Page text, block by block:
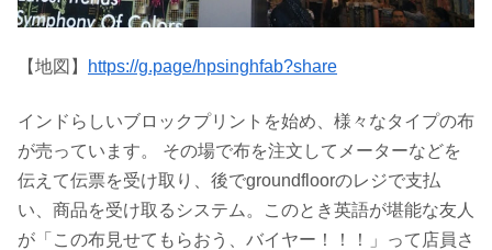
【地図】 https://g.page/hpsinghfab?share
インドらしいブロックプリントを始め、様々なタイプの布
が売っています。 その場で布を注文してメーターなどを
伝えて伝票を受け取り、後でgroundfloorのレジで支払
い、商品を受け取るシステム。このとき英語が堪能な友人
が「この布見せてもらおう、バイヤー！！！」って店員さ